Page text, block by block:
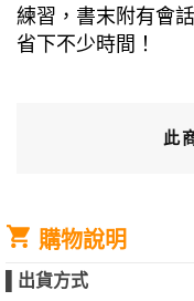
練習，書末附有會
省下不少時間！
此
購物說明
出貨方式